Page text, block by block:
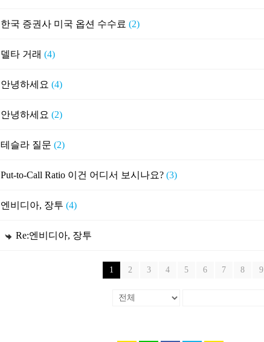
한국 증권사 미국 옵션 수수료 (2)
델타 거래 (4)
안녕하세요 (4)
안녕하세요 (2)
테슬라 질문 (2)
Put-to-Call Ratio 이건 어디서 보시나요? (3)
엔비디아, 장투 (4)
Re:엔비디아, 장투
1 2 3 4 5 6 7 8 9